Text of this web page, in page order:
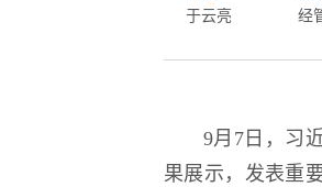
于云亮
经
9月7日，习
果展示，发表重